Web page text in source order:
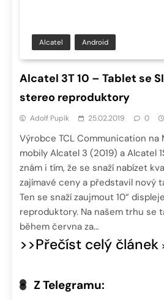
Alcatel Android
Alcatel 3T 10 – Tablet se
stereo reproduktory
Adolf Pupík 25.02.2019 0
Výrobce TCL Communication na
mobily Alcatel 3 (2019) a Alcatel
znám i tím, že se snaží nabízet
zajímavé ceny a představil nový
Ten se snaží zaujmout 10“
reproduktory. Na našem trhu se
během června za…
>>Přečíst celý článek
Z Telegramu: